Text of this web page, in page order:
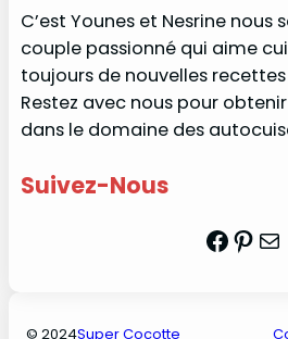
C’est Younes et Nesrine nous
couple passionné qui aime
toujours de nouvelles
Restez avec nous pour
dans le domaine des
Suivez-Nous
Facebook Pinterest Mail
© 2024Super Cocotte